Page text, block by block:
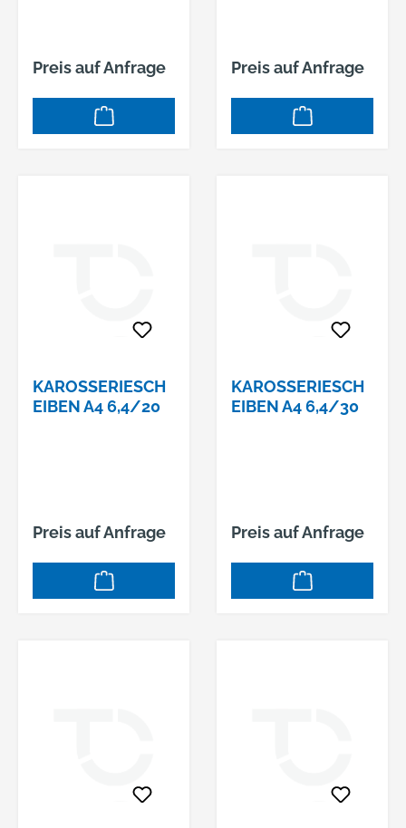
Preis auf Anfrage Preis auf Anfrage
KAROSSERIESCH
EIBEN A4 6,4/20
Preis auf Anfrage
KAROSSERIESCH
EIBEN A4 6,4/30
Preis auf Anfrage